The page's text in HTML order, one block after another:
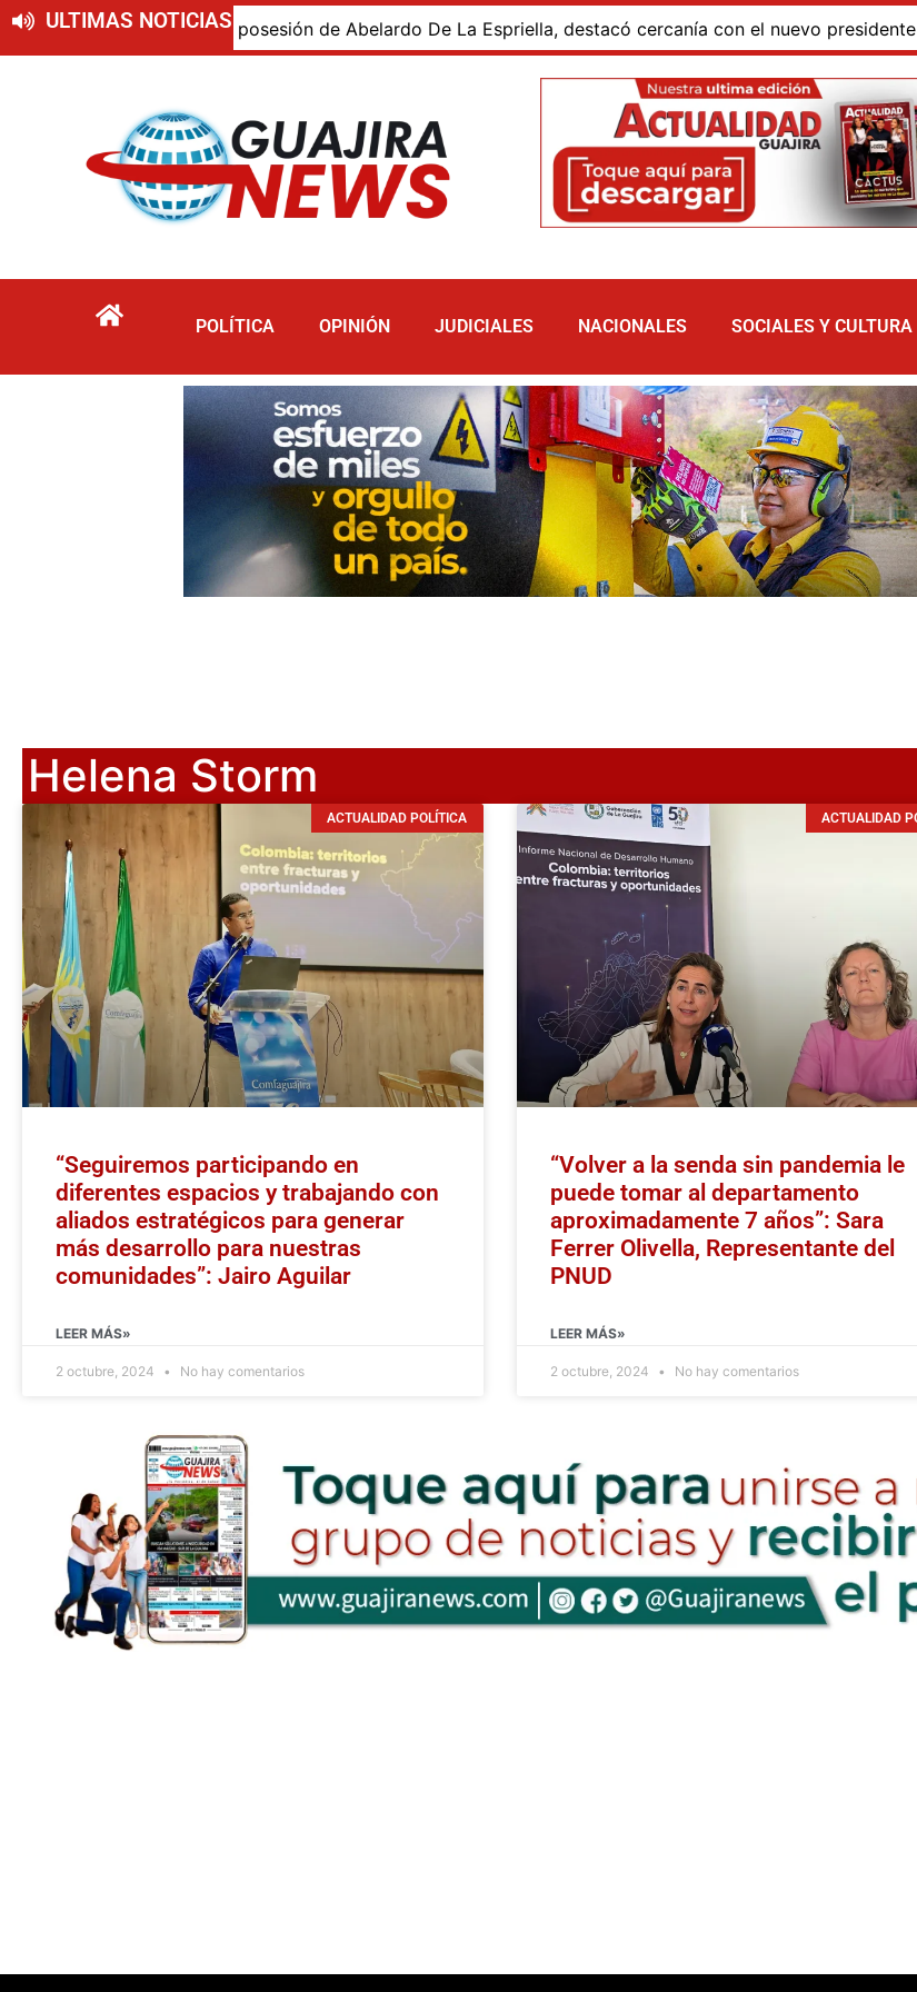
ULTIMAS NOTICIAS
presente en la posesión de Abelardo De La Espriella, destacó cercanía con el nuevo presidente y
POLÍTICA OPINIÓN JUDICIALES NACIONALES SOCIALES Y CULTURA
Helena Storm
ACTUALIDAD POLÍTICA
“Seguiremos participando en
diferentes espacios y trabajando con
aliados estratégicos para generar
más desarrollo para nuestras
comunidades”: Jairo Aguilar
LEER MÁS»
2 octubre, 2024 No hay comentarios
ACTUALIDAD
“Volver a la senda sin pandemia le
puede tomar al departamento
aproximadamente 7 años”: Sara
Ferrer Olivella, Representante del
PNUD
LEER MÁS»
2 octubre, 2024 No hay comentarios